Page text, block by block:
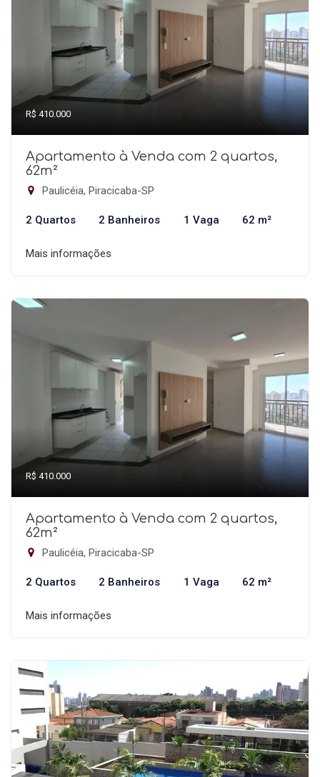
R$ 410.000
Apartamento à Venda com 2 quartos,
62m²
Paulicéia, Piracicaba-SP
2 Quartos 2 Banheiros 1 Vaga 62 m²
Mais informações
R$ 410.000
Apartamento à Venda com 2 quartos,
62m²
Paulicéia, Piracicaba-SP
2 Quartos 2 Banheiros 1 Vaga 62 m²
Mais informações